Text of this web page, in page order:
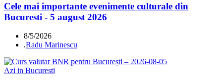
Cele mai importante evenimente culturale din
Bucuresti - 5 august 2026
8/5/2026
.Radu Marinescu
Azi in Bucuresti